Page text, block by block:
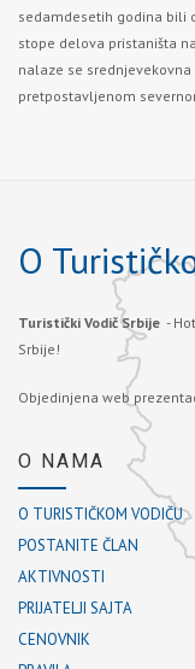
sedamdesetih godina bili
stope delova pristaništa
nalaze se
pretpostavljenom
O
Turistički Vodič Srbije -
Srbije!
Objedinjena web
O NAMA
O TURISTIČKOM VODIČU
POSTANITE ČLAN
AKTIVNOSTI
PRIJATELJI SAJTA
CENOVNIK